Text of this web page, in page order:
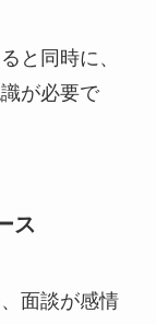
と同時に、
が必要で
ス
面談が感情